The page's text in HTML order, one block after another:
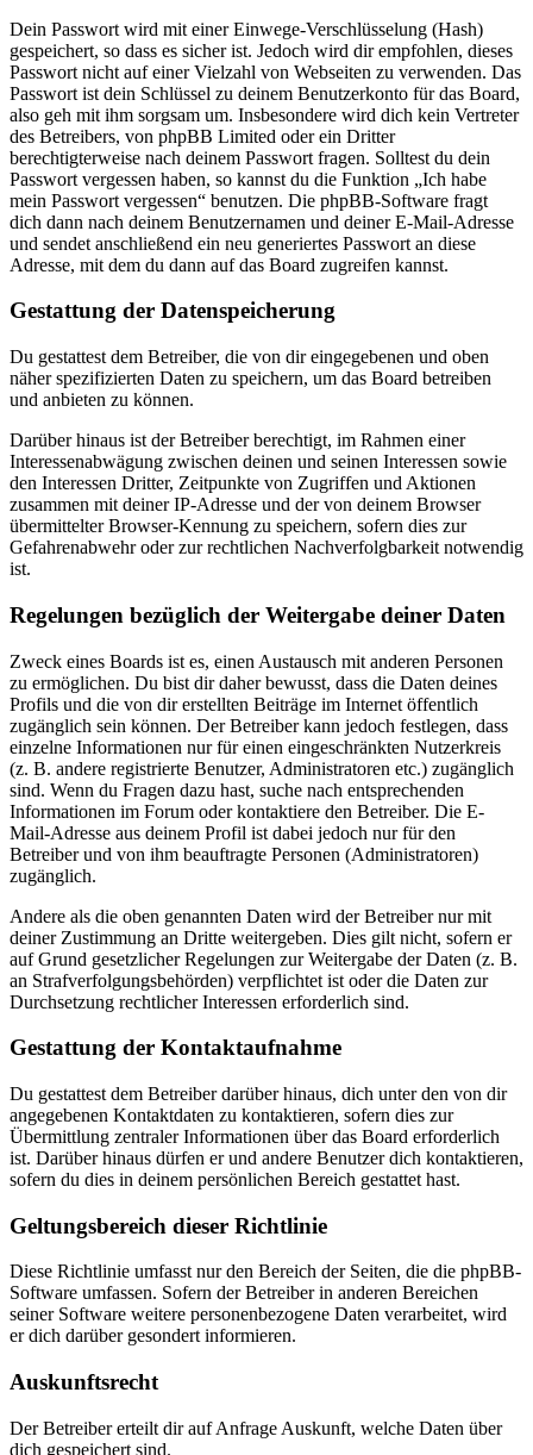
Dein Passwort wird mit einer Einwege-Verschlüsselung (Hash)
gespeichert, so dass es sicher ist. Jedoch wird dir empfohlen, dieses
Passwort nicht auf einer Vielzahl von Webseiten zu verwenden. Das
Passwort ist dein Schlüssel zu deinem Benutzerkonto für das Board,
also geh mit ihm sorgsam um. Insbesondere wird dich kein Vertreter
des Betreibers, von phpBB Limited oder ein Dritter
berechtigterweise nach deinem Passwort fragen. Solltest du dein
Passwort vergessen haben, so kannst du die Funktion „Ich habe
mein Passwort vergessen“ benutzen. Die phpBB-Software fragt
dich dann nach deinem Benutzernamen und deiner E-Mail-Adresse
und sendet anschließend ein neu generiertes Passwort an diese
Adresse, mit dem du dann auf das Board zugreifen kannst.
Gestattung der Datenspeicherung
Du gestattest dem Betreiber, die von dir eingegebenen und oben
näher spezifizierten Daten zu speichern, um das Board betreiben
und anbieten zu können.
Darüber hinaus ist der Betreiber berechtigt, im Rahmen einer
Interessenabwägung zwischen deinen und seinen Interessen sowie
den Interessen Dritter, Zeitpunkte von Zugriffen und Aktionen
zusammen mit deiner IP-Adresse und der von deinem Browser
übermittelter Browser-Kennung zu speichern, sofern dies zur
Gefahrenabwehr oder zur rechtlichen Nachverfolgbarkeit notwendig
ist.
Regelungen bezüglich der Weitergabe deiner Daten
Zweck eines Boards ist es, einen Austausch mit anderen Personen
zu ermöglichen. Du bist dir daher bewusst, dass die Daten deines
Profils und die von dir erstellten Beiträge im Internet öffentlich
zugänglich sein können. Der Betreiber kann jedoch festlegen, dass
einzelne Informationen nur für einen eingeschränkten Nutzerkreis
(z. B. andere registrierte Benutzer, Administratoren etc.) zugänglich
sind. Wenn du Fragen dazu hast, suche nach entsprechenden
Informationen im Forum oder kontaktiere den Betreiber. Die E-
Mail-Adresse aus deinem Profil ist dabei jedoch nur für den
Betreiber und von ihm beauftragte Personen (Administratoren)
zugänglich.
Andere als die oben genannten Daten wird der Betreiber nur mit
deiner Zustimmung an Dritte weitergeben. Dies gilt nicht, sofern er
auf Grund gesetzlicher Regelungen zur Weitergabe der Daten (z. B.
an Strafverfolgungsbehörden) verpflichtet ist oder die Daten zur
Durchsetzung rechtlicher Interessen erforderlich sind.
Gestattung der Kontaktaufnahme
Du gestattest dem Betreiber darüber hinaus, dich unter den von dir
angegebenen Kontaktdaten zu kontaktieren, sofern dies zur
Übermittlung zentraler Informationen über das Board erforderlich
ist. Darüber hinaus dürfen er und andere Benutzer dich kontaktieren,
sofern du dies in deinem persönlichen Bereich gestattet hast.
Geltungsbereich dieser Richtlinie
Diese Richtlinie umfasst nur den Bereich der Seiten, die die phpBB-
Software umfassen. Sofern der Betreiber in anderen Bereichen
seiner Software weitere personenbezogene Daten verarbeitet, wird
er dich darüber gesondert informieren.
Auskunftsrecht
Der Betreiber erteilt dir auf Anfrage Auskunft, welche Daten über
dich gespeichert sind.